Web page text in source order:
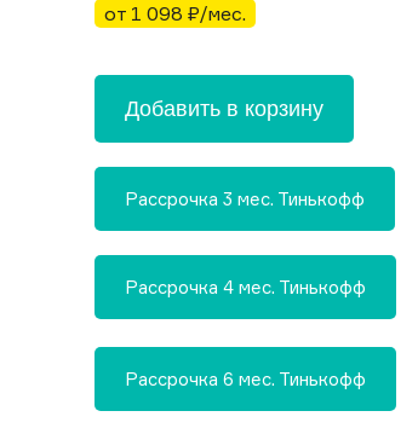
от 1 098 ₽/мес.
Добавить в корзину
Рассрочка 3 мес. Тинькофф
Рассрочка 4 мес. Тинькофф
Рассрочка 6 мес. Тинькофф